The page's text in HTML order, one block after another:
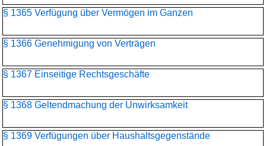
§ 1365 Verfügung über Vermögen im Ganzen
§ 1366 Genehmigung von Verträgen
§ 1367 Einseitige Rechtsgeschäfte
§ 1368 Geltendmachung der Unwirksamkeit
§ 1369 Verfügungen über Haushaltsgegenstände